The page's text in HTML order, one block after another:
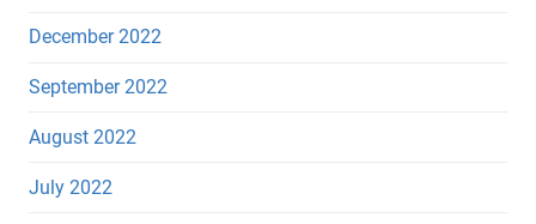
December 2022
September 2022
August 2022
July 2022